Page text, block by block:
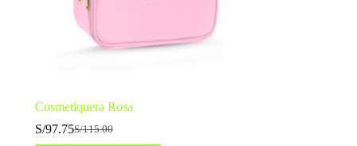
Cosmetiquera Rosa
S/115.00
El
S/97.75El